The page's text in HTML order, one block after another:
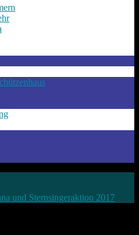
und Sternsingeraktion 2017